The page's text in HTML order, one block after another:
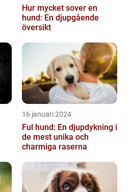
Hur mycket sover en
hund: En djupgående
översikt
16 januari 2024
Ful hund: En djupdykning i
de mest unika och
charmiga raserna